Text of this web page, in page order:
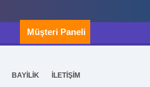
Müşteri Paneli
BAYİLİK İLETİŞİM